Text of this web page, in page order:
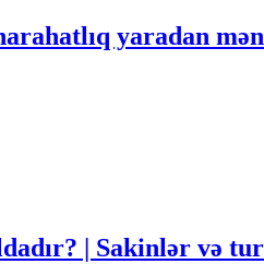
yaradan
| Sakinlər və